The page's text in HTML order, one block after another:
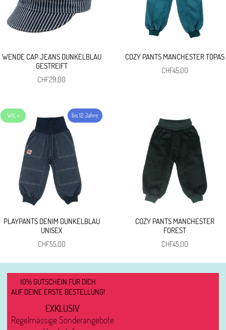
WENDE CAP JEANS DUNKELBLAU
GESTREIFT
CHF29,00
COZY PANTS MANCHESTER TOPAS
CHF45,00
PLAYPANTS DENIM DUNKELBLAU
UNISEX
CHF55,00
COZY PANTS MANCHESTER
FOREST
CHF45,00
10% GUTSCHEIN FÜR DICH
AUF DEINE ERSTE BESTELLUNG!
EXKLUSIV
Regelmässige Sonderangebote